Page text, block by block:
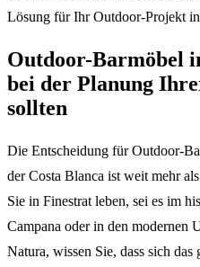
Lösung für Ihr Outdoor-Projekt
Outdoor-Barmöbel
bei der Planung
sollten
Die Entscheidung für Outdoor-
der Costa Blanca ist weit mehr
Sie in Finestrat leben, sei es im
Campana oder in den modernen
Natura, wissen Sie, dass sich